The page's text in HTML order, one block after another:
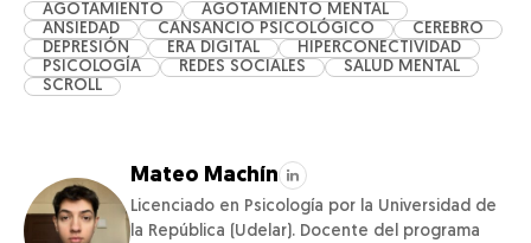
AGOTAMIENTO
AGOTAMIENTO MENTAL
ANSIEDAD
CANSANCIO PSICOLÓGICO
CEREBRO
DEPRESIÓN
ERA DIGITAL
HIPERCONECTIVIDAD
PSICOLOGÍA
REDES SOCIALES
SALUD MENTAL
SCROLL
Mateo Machín
Licenciado en Psicología por la Universidad de
la República (Udelar). Docente del programa